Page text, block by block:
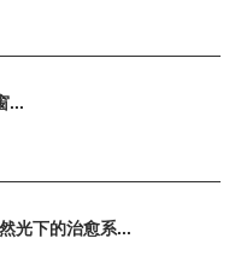
...
光下的治愈系...